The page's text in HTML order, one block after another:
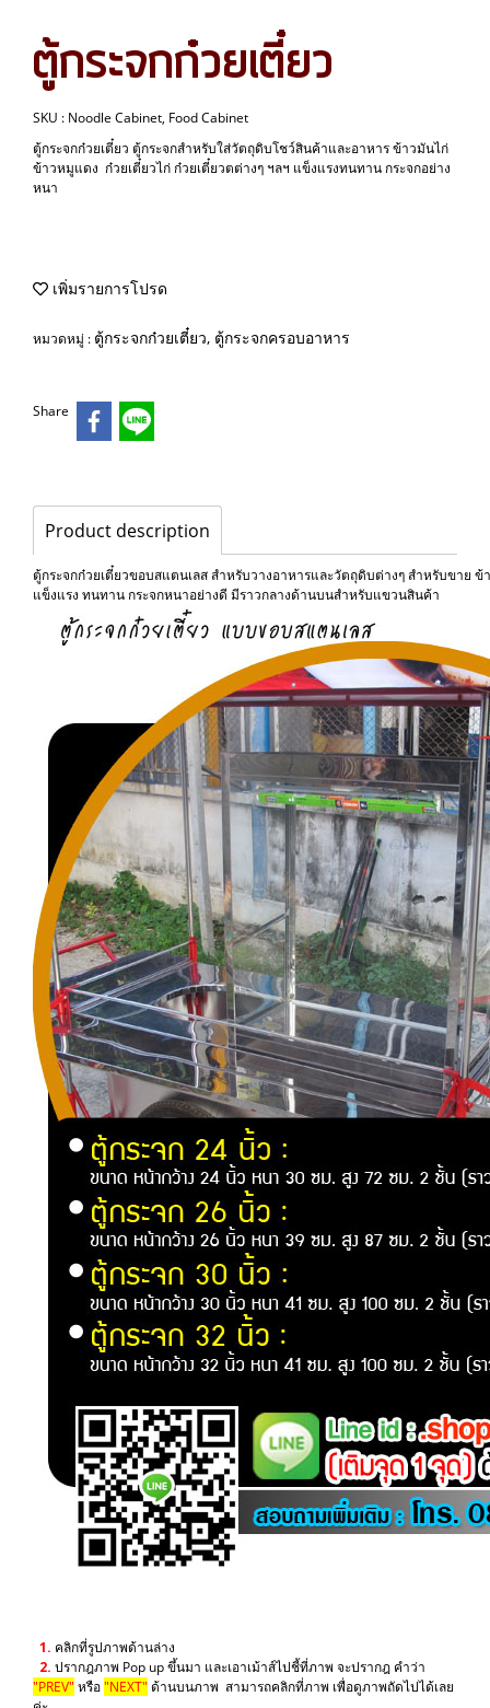
ตู้กระจกก๋วยเตี๋ยว
SKU : Noodle Cabinet, Food Cabinet
ตู้กระจกก๋วยเตี๋ยว ตู้กระจกสำหรับใส่วัตถุดิบโชว์สินค้าและอาหาร ข้าวมันไก่
ข้าวหมูแดง ก๋วยเตี๋ยวไก่ ก๋วยเตี๋ยวตต่างๆ ฯลฯ แข็งแรงทนทาน กระจกอย่าง
หนา
เพิ่มรายการโปรด
หมวดหมู่ : ตู้กระจกก๋วยเตี๋ยว, ตู้กระจกครอบอาหาร
Share
Product description
ตู้กระจกก๋วยเตี๋ยวขอบสแตนเลส สำหรับวางอาหารและวัตถุดิบต่างๆ สำหรับขาย
แข็งแรง ทนทาน กระจกหนาอย่างดี มีราวกลางด้านบนสำหรับแขวนสินค้า
1. คลิกที่รูปภาพด้านล่าง
2. ปรากฎภาพ Pop up ขึ้นมา และเอาเม้าส์ไปชี้ที่ภาพ จะปรากฎ คำว่า
"PREV" หรือ"NEXT" ด้านบนภาพ สามารถคลิกที่ภาพ เพื่อดูภาพถัดไปได้เลย